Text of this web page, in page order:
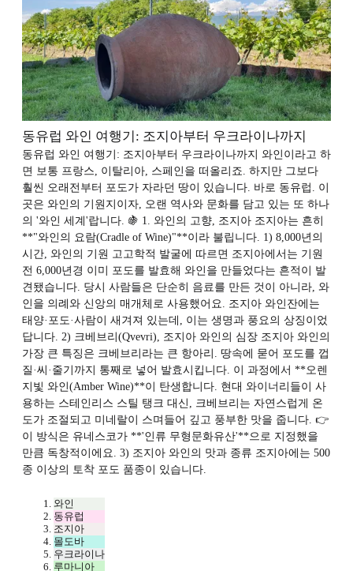
동유럽 와인 여행기: 조지아부터 우크라이나까지
동유럽 와인 여행기: 조지아부터 우크라이나까지 와인이라고 하
면 보통 프랑스, 이탈리아, 스페인을 떠올리죠. 하지만 그보다
훨씬 오래전부터 포도가 자라던 땅이 있습니다. 바로 동유럽. 이
곳은 와인의 기원지이자, 오랜 역사와 문화를 담고 있는 또 하나
의 '와인 세계'랍니다. 🍇 1. 와인의 고향, 조지아 조지아는 흔히
**"와인의 요람(Cradle of Wine)"**이라 불립니다. 1) 8,000년의
시간, 와인의 기원 고고학적 발굴에 따르면 조지아에서는 기원
전 6,000년경 이미 포도를 발효해 와인을 만들었다는 흔적이 발
견됐습니다. 당시 사람들은 단순히 음료를 만든 것이 아니라, 와
인을 의례와 신앙의 매개체로 사용했어요. 조지아 와인잔에는
태양·포도·사람이 새겨져 있는데, 이는 생명과 풍요의 상징이었
답니다. 2) 크베브리(Qvevri), 조지아 와인의 심장 조지아 와인의
가장 큰 특징은 크베브리라는 큰 항아리. 땅속에 묻어 포도를 껍
질·씨·줄기까지 통째로 넣어 발효시킵니다. 이 과정에서 **오렌
지빛 와인(Amber Wine)**이 탄생합니다. 현대 와이너리들이 사
용하는 스테인리스 스틸 탱크 대신, 크베브리는 자연스럽게 온
도가 조절되고 미네랄이 스며들어 깊고 풍부한 맛을 줍니다. 👉
이 방식은 유네스코가 **'인류 무형문화유산'**으로 지정했을
만큼 독창적이에요. 3) 조지아 와인의 맛과 종류 조지아에는 500
종 이상의 토착 포도 품종이 있습니다.
와인
동유럽
조지아
몰도바
우크라이나
루마니아